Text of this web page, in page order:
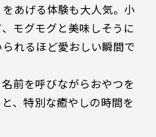
あげる体験も大人気。小
モグモグと美味しそうに
れるほど愛おしい瞬間で
前を呼びながらおやつを
、特別な癒やしの時間を